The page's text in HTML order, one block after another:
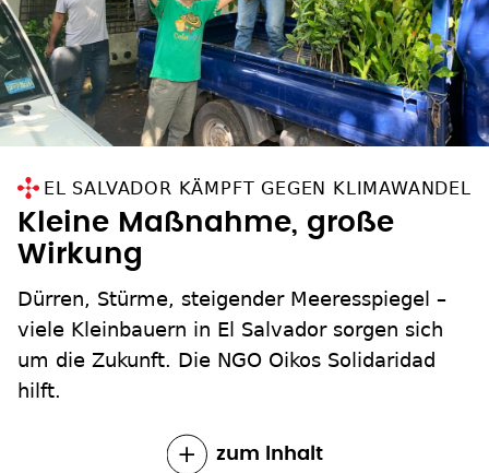
EL SALVADOR KÄMPFT GEGEN KLIMAWANDEL
Kleine Maßnahme, große
Wirkung
Dürren, Stürme, steigender Meeresspiegel –
viele Kleinbauern in El Salvador sorgen sich
um die Zukunft. Die NGO Oikos Solidaridad
hilft.
zum Inhalt